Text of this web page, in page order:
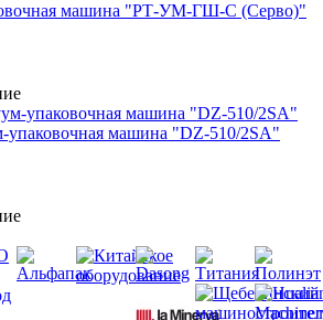
машина "РТ-УМ-ГШ-C (Серво)"
упаковочная машина "DZ-510/2SA"